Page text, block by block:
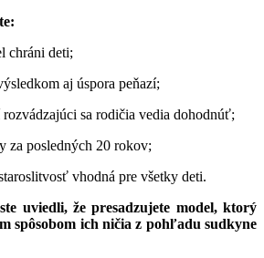
chráni deti;
aj úspora peňazí;
rozvádzajúci sa rodičia vedia dohodnúť;
za posledných 20 rokov;
vhodná pre všetky deti.
uviedli, že presadzujete model, ktorý
spôsobom ich ničia z pohľadu sudkyne